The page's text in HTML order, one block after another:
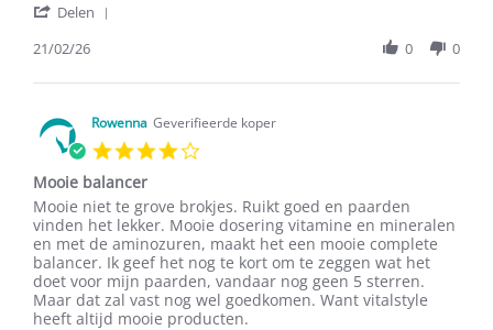
on
Feb
Delen
Danielle
on
21
Feb
2026
21/02/26 0 0
Rowenna Geverifieerde koper
Mooie balancer
Review
by
Rowenna
on
25
Feb
2026
review
stating
Mooie
balancer
Mooie niet te grove brokjes. Ruikt goed en paarden
vinden het lekker. Mooie dosering vitamine en mineralen
en met de aminozuren, maakt het een mooie complete
balancer. Ik geef het nog te kort om te zeggen wat het
doet voor mijn paarden, vandaar nog geen 5 sterren.
Maar dat zal vast nog wel goedkomen. Want vitalstyle
heeft altijd mooie producten.